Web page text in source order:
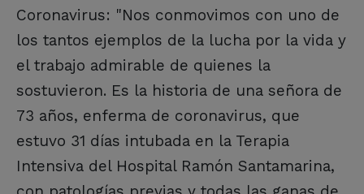
Coronavirus: "Nos conmovimos con uno de
los tantos ejemplos de la lucha por la vida y
el trabajo admirable de quienes la
sostuvieron. Es la historia de una señora de
73 años, enferma de coronavirus, que
estuvo 31 días intubada en la Terapia
Intensiva del Hospital Ramón Santamarina,